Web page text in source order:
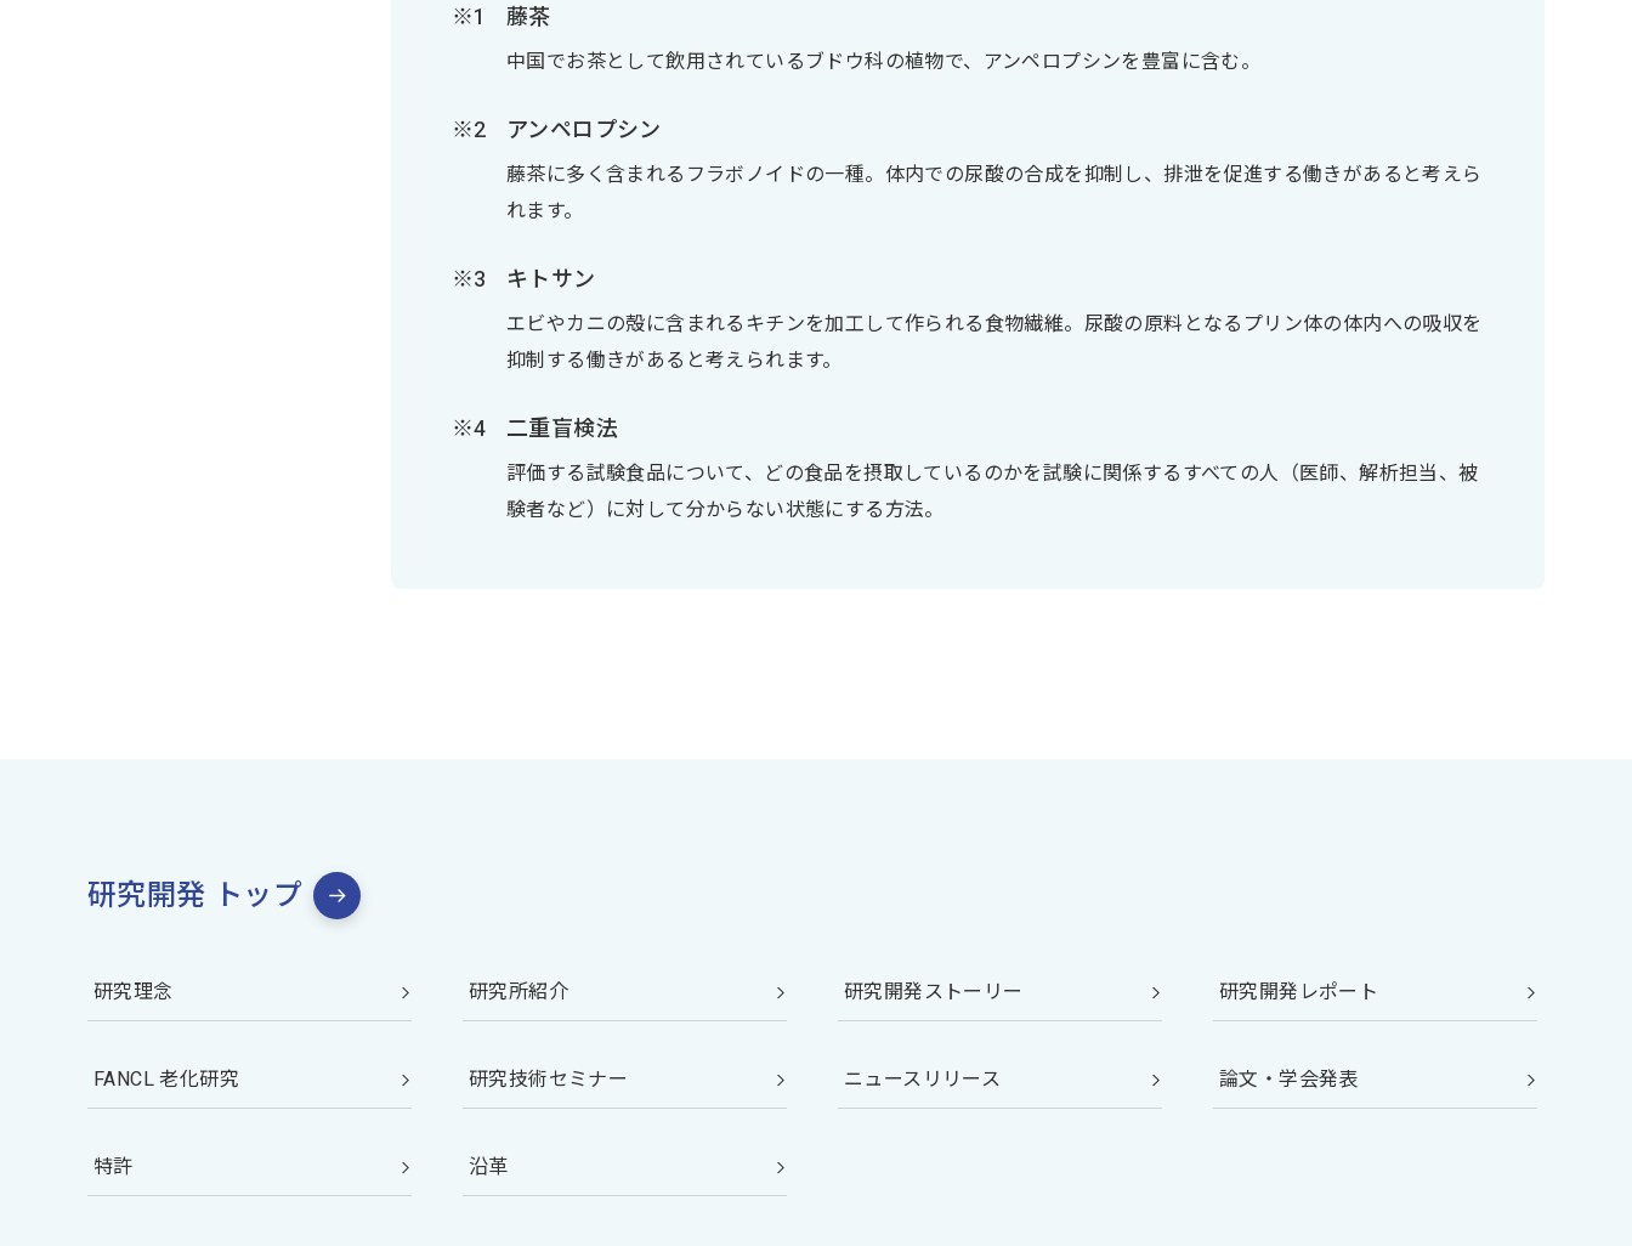
藤茶
中国でお茶として飲用されているブドウ科の植物で、アンペロプシンを豊富に含む。
アンペロプシン
藤茶に多く含まれるフラボノイドの一種。体内での尿酸の合成を抑制し、排泄を促進する働きがあると考えら
れます。
キトサン
エビやカニの殻に含まれるキチンを加工して作られる食物繊維。尿酸の原料となるプリン体の体内への吸収を
抑制する働きがあると考えられます。
二重盲検法
評価する試験食品について、どの食品を摂取しているのかを試験に関係するすべての人（医師、解析担当、被
験者など）に対して分からない状態にする方法。
研究開発 トップ
研究理念 研究所紹介 研究開発ストーリー 研究開発レポート
FANCL 老化研究 研究技術セミナー ニュースリリース 論文・学会発表
特許 沿革